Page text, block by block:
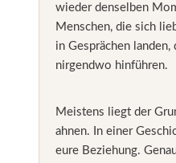
wieder denselben
Menschen, die sich
in Gesprächen landen,
nirgendwo hinführen.
Meistens liegt der
ahnen. In einer
eure Beziehung.